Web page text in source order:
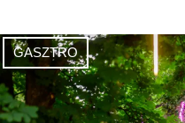
GASZTRO